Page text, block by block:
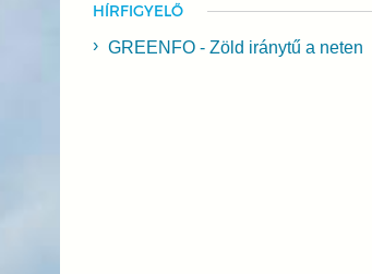
HÍRFIGYELŐ
GREENFO - Zöld iránytű a neten